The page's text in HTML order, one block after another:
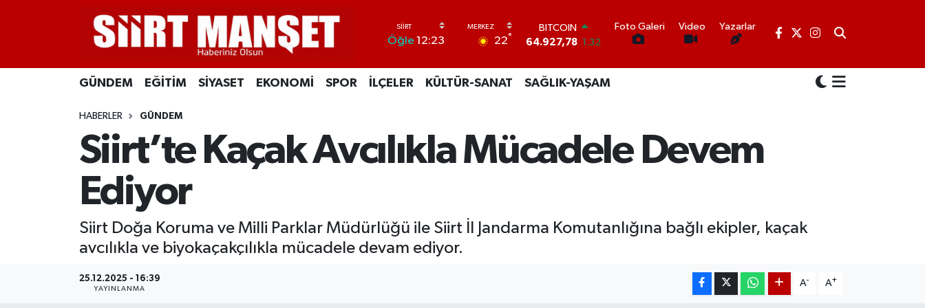
Öğle 12:23 22°
DOLAR
47,5894 0.08
55,0398
STERLİN
BİST100
13.703 11
Foto Galeri Video Yazarlar
GÜNDEM EĞİTİM SİYASET EKONOMİ SPOR İLÇELER KÜLTÜR-SANAT SAĞLIK-YAŞAM
HABERLER GÜNDEM
Siirt’te Kaçak Avcılıkla Mücadele Devem
Ediyor
Siirt Doğa Koruma ve Milli Parklar Müdürlüğü ile Siirt İl Jandarma Komutanlığına bağlı ekipler, kaçak
avcılıkla ve biyokaçakçılıkla mücadele devam ediyor.
25.12.2025 - 16:39
YAYINLANMA
A- A+
SİYASET
EKONOMİ
İLÇELER
Siirt Nöbetçi Eczaneler
Siirt Hava Durumu
Siirt Namaz Vakitleri
Siirt Trafik Yoğunluk Haritası
Süper Lig Puan Durumu ve Fikstür
Tüm Manşetler